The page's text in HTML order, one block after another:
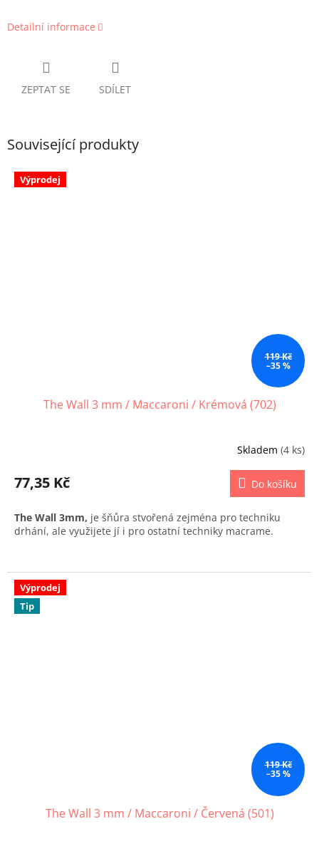
Detailní informace
ZEPTAT SE SDÍLET
Související produkty
Výprodej
119 Kč
–35 %
The Wall 3 mm / Maccaroni / Krémová (702)
Skladem (4 ks)
77,35 Kč Do košíku
The Wall 3mm, je šňůra stvořená zejména pro techniku
drhání, ale využijete jí i pro ostatní techniky macrame.
Výprodej
Tip
119 Kč
–35 %
The Wall 3 mm / Maccaroni / Červená (501)